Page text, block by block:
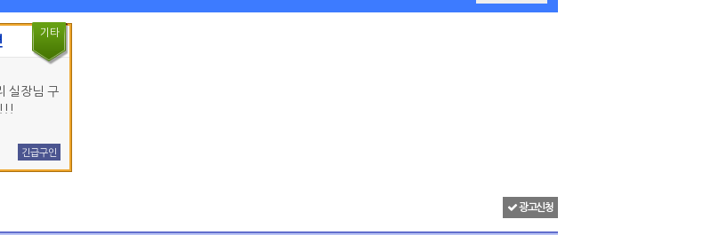
실장님 구
!!!
긴급구인
기타
광고신청